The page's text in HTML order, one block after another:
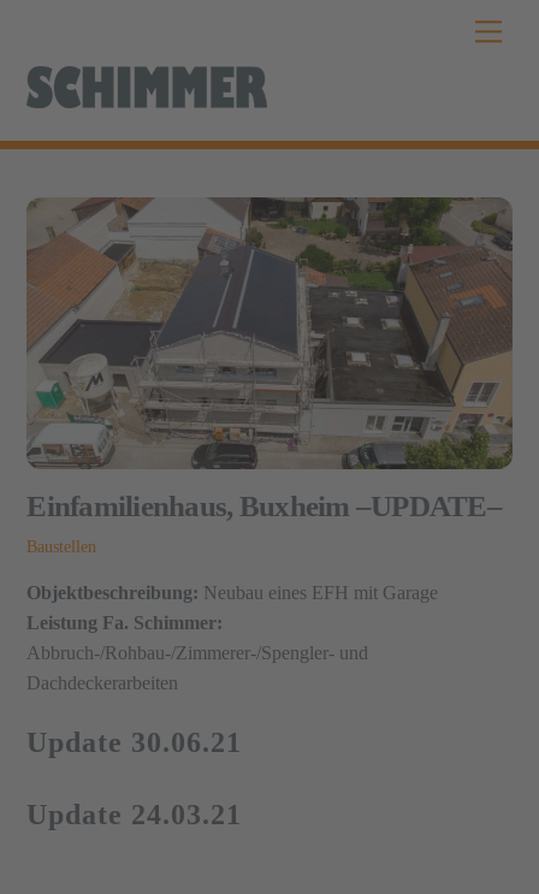
content
Einfamilienhaus, Buxheim –UPDATE–
Baustellen
Objektbeschreibung: Neubau eines EFH mit Garage
Leistung Fa. Schimmer:
Abbruch-/Rohbau-/Zimmerer-/Spengler- und
Dachdeckerarbeiten
Update 30.06.21
Update 24.03.21